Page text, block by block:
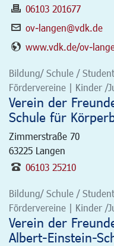
06103 201677
ov-langen@vdk.de
www.vdk.de/ov-
Bildung/ Schule /
Fördervereine | Kinder /
Verein der
Schule für
Zimmerstraße 70
63225 Langen
06103 25210
Bildung/ Schule /
Fördervereine | Kinder /
Verein der
Albert-Einstein-